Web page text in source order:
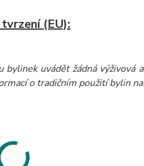
(EU):
uvádět žádná výživová
o tradičním použití bylin